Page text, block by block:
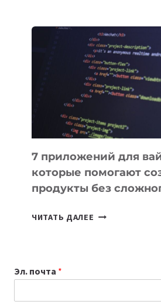
ПОЛЕЗНЫХ
ИНСТРУМЕНТОВ
ДЛЯ
РАБОТЫ
7 приложений для
которые помогают
продукты без
ЧИТАТЬ ДАЛЕЕ
СОЗДАВАТЬ
Эл. почта *